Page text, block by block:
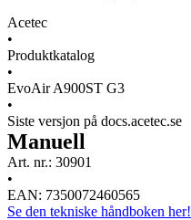
Acetec
•
Produktkatalog
•
EvoAir A900ST G3
•
Siste versjon på docs.acetec.se
Manuell
Art. nr.: 30901
•
EAN: 7350072460565
Se den tekniske håndboken her!